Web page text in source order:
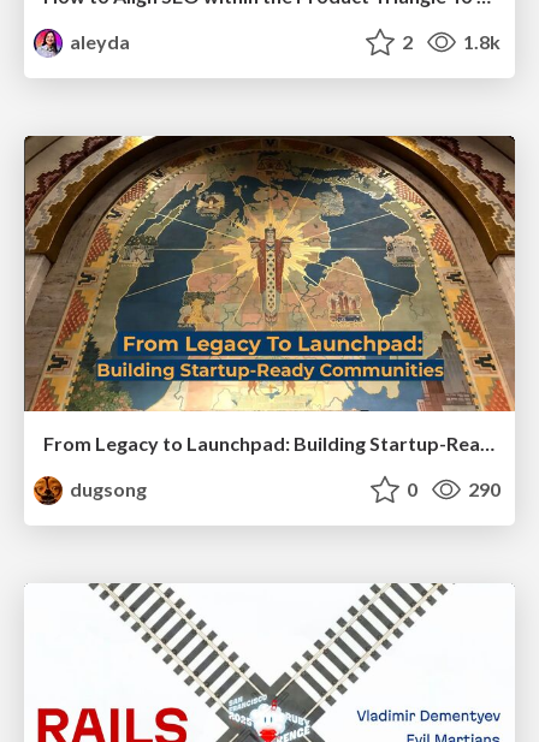
aleyda
2 1.8k
From Legacy to Launchpad: Building Startup-Ready Communities
dugsong
0 290